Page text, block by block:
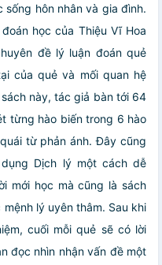
hôn nhân và gia đình.
học của Thiệu Vĩ Hoa
đề lý luận đoán quẻ
của quẻ và mối quan hệ
này, tác giả bàn tới 64
từng hào biến trong 6 hào
từ phản ánh. Đây cũng
Dịch lý một cách dễ
mới học mà cũng là sách
lý uyên thâm. Sau khi
cuối mỗi quẻ sẽ có lời
đọc nhìn nhận vấn đề một